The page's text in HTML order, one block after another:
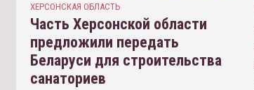
ХЕРСОНСКАЯ ОБЛАСТЬ
Часть Херсонской области
предложили передать
Беларуси для строительства
санаториев